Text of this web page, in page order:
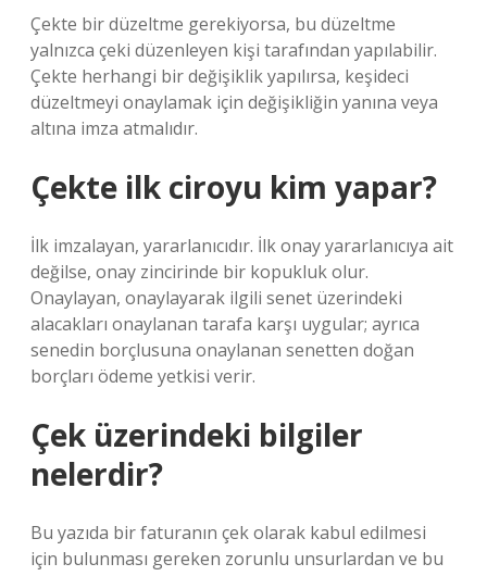
Çekte bir düzeltme gerekiyorsa, bu düzeltme
yalnızca çeki düzenleyen kişi tarafından yapılabilir.
Çekte herhangi bir değişiklik yapılırsa, keşideci
düzeltmeyi onaylamak için değişikliğin yanına veya
altına imza atmalıdır.
Çekte ilk ciroyu kim yapar?
İlk imzalayan, yararlanıcıdır. İlk onay yararlanıcıya ait
değilse, onay zincirinde bir kopukluk olur.
Onaylayan, onaylayarak ilgili senet üzerindeki
alacakları onaylanan tarafa karşı uygular; ayrıca
senedin borçlusuna onaylanan senetten doğan
borçları ödeme yetkisi verir.
Çek üzerindeki bilgiler
nelerdir?
Bu yazıda bir faturanın çek olarak kabul edilmesi
için bulunması gereken zorunlu unsurlardan ve bu